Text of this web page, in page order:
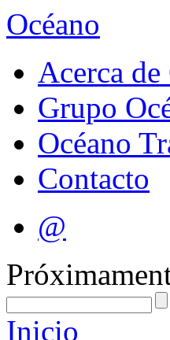
Océano
Acerca de
Grupo
Océano
Contacto
@
Inicio